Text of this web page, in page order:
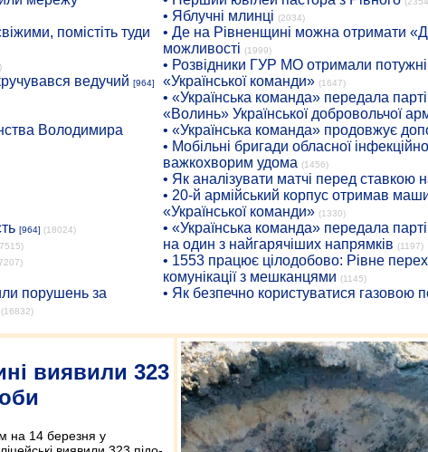
помістіть туди
ведучий [964]
Володимира
[964] (18024)
порушень за
(16832)
• Яблучні млинці (2034)
• Де на Рівненщині можна отримати
можливості (1999)
• Розвідники ГУР МО отримали потужні
«Української команди» (1647)
• «Українська команда» передала
«Волинь» Української добровольчої
• «Українська команда» продовжує
• Мобільні бригади обласної
важкохворим удома (1456)
• Як аналізувати матчі перед ставкою
• 20-й армійський корпус отримав
«Української команди» (1330)
• «Українська команда» передала
на один з найгарячіших напрямків (1197)
• 1553 працює цілодобово: Рівне
комунікації з мешканцями (1145)
• Як безпечно користуватися газовою
виявили 323
на 14 березня у